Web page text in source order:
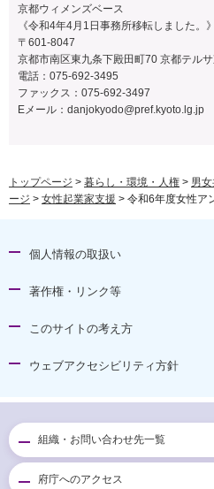
京都ウィメンズベース
《令和4年4月1日事務所移転しました。》
〒601-8047
京都市南区東九条下殿田町70 京都テル
電話：075-692-3495
ファックス：075-692-3497
Eメール： danjokyodo@pref.kyoto.lg.jp
トップページ > 暮らし・環境・人権 > 男
ージ > 女性起業家支援 > 令和6年度女性ア
個人情報の取扱い
著作権・リンク等
このサイトの考え方
ウェブアクセシビリティ方針
組織・お問い合わせ先一覧
府庁へのアクセス